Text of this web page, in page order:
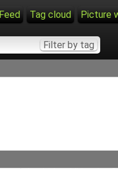
Tag cloud Picture